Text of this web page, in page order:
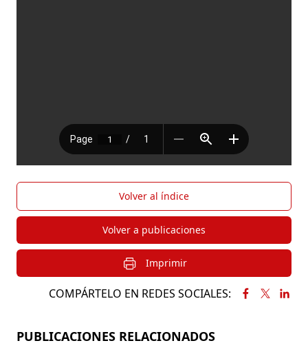
Volver al índice
Volver a publicaciones
Imprimir
COMPÁRTELO EN REDES SOCIALES:
PUBLICACIONES RELACIONADOS